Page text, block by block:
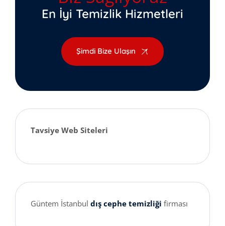
En İyi Temizlik Hizmetleri
Şimdi Bize Ulaşın
Tavsiye Web Siteleri
Güntem İstanbul dış cephe temizliği firması